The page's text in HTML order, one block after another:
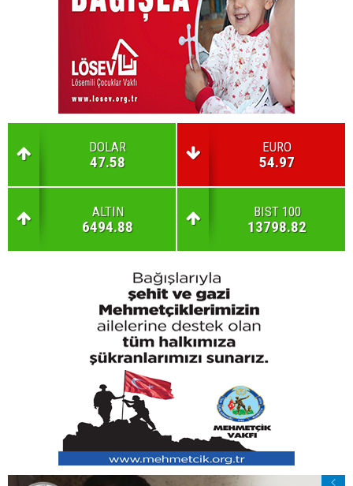
DOLAR
47.58
EURO
54.97
ALTIN
6494.88
BIST 100
13798.82